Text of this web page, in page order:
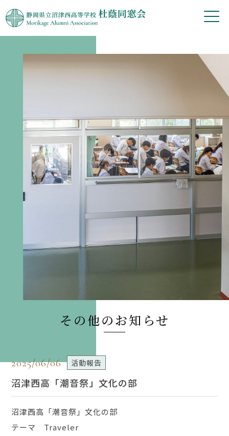
その他のお知らせ
2025/06/06 活動報告
沼津西高「潮音祭」文化の部
沼津西高「潮音祭」文化の部
テーマ Traveler